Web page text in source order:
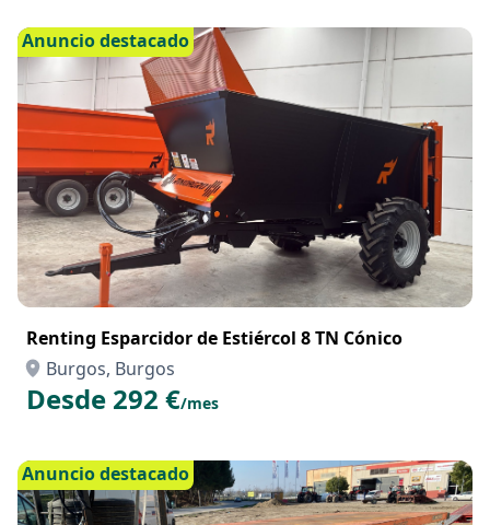
Anuncio destacado
Renting Esparcidor de Estiércol 8 TN Cónico
Burgos, Burgos
Desde 292 €/mes
Anuncio destacado